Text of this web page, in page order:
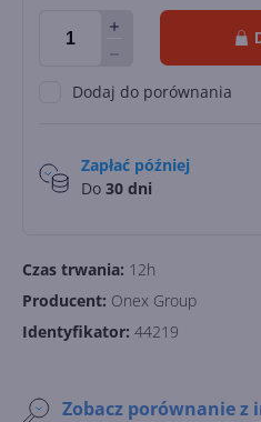
Dodaj do porównania
Zapłać później
Do 30 dni
Czas trwania: 12h
Producent: Onex Group
Identyfikator: 44219
Zobacz porównanie